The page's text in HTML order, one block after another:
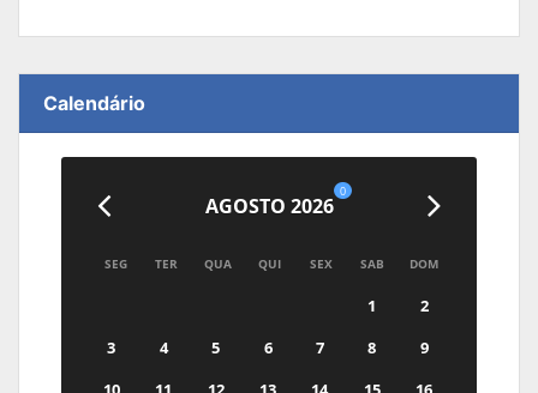
Calendário
AGOSTO 2026
0
SEG TER QUA QUI SEX SAB DOM
1
2
3
4 5 6 7 8
9